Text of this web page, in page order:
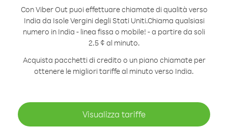
Con Viber Out puoi effettuare chiamate di qualità verso
India da Isole Vergini degli Stati Uniti.Chiama qualsiasi
numero in India - linea fissa o mobile! - a partire da soli
2.5 ¢ al minuto.
Acquista pacchetti di credito o un piano chiamate per
ottenere le migliori tariffe al minuto verso India.
Visualizza tariffe